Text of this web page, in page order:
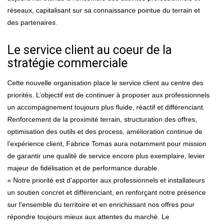
réseaux, capitalisant sur sa connaissance pointue du terrain et
des partenaires.
Le service client au coeur de la
stratégie commerciale
Cette nouvelle organisation place le service client au centre des
priorités. L’objectif est de continuer à proposer aux professionnels
un accompagnement toujours plus fluide, réactif et différenciant.
Renforcement de la proximité terrain, structuration des offres,
optimisation des outils et des process, amélioration continue de
l’expérience client, Fabrice Tomas aura notamment pour mission
de garantir une qualité de service encore plus exemplaire, levier
majeur de fidélisation et de performance durable.
« Notre priorité est d’apporter aux professionnels et installateurs
un soutien concret et différenciant, en renforçant notre présence
sur l’ensemble du territoire et en enrichissant nos offres pour
répondre toujours mieux aux attentes du marché. Le